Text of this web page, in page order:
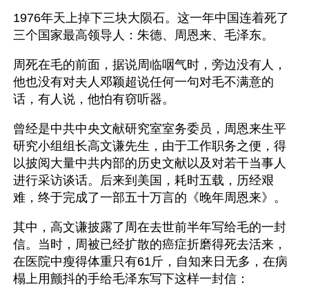
1976年天上掉下三块大陨石。这一年中国连着死了
三个国家最高领导人：朱德、周恩来、毛泽东。
周死在毛的前面，据说周临咽气时，旁边没有人，
他也没有对夫人邓颖超说任何一句对毛不满意的
话，有人说，他怕有窃听器。
曾经是中共中央文献研究室室务委员，周恩来生平
研究小组组长高文谦先生，由于工作职务之便，得
以披阅大量中共内部的历史文献以及对若干当事人
进行采访谈话。后来到美国，耗时五载，历经艰
难，终于完成了一部五十万言的《晚年周恩来》。
其中，高文谦披露了周在去世前半年写给毛的一封
信。当时，周被已经扩散的癌症折磨得死去活来，
在医院中瘦得体重只有61斤，自知来日无多，在病
榻上用颤抖的手给毛泽东写下这样一封信：